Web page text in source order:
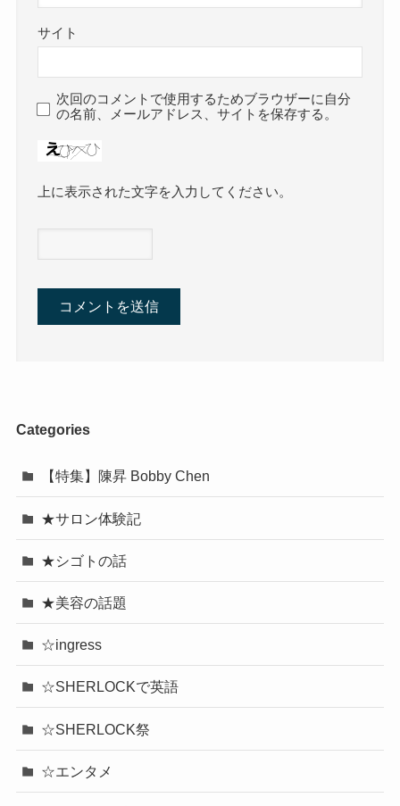
サイト
次回のコメントで使用するためブラウザーに自分
の名前、メールアドレス、サイトを保存する。
上に表示された文字を入力してください。
Categories
【特集】陳昇 Bobby Chen
★サロン体験記
★シゴトの話
★美容の話題
☆ingress
☆SHERLOCKで英語
☆SHERLOCK祭
☆エンタメ